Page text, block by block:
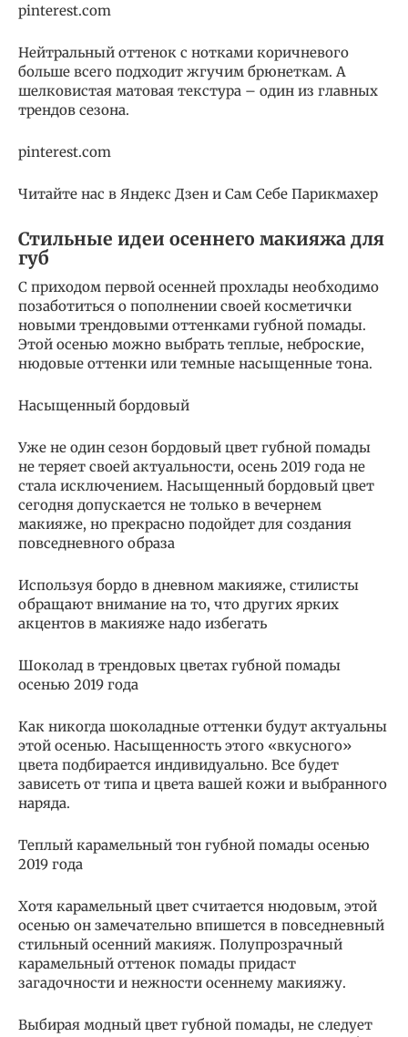
pinterest.com
Нейтральный оттенок с нотками коричневого
больше всего подходит жгучим брюнеткам. А
шелковистая матовая текстура – один из главных
трендов сезона.
pinterest.com
Читайте нас в Яндекс Дзен и Сам Себе Парикмахер
Стильные идеи осеннего макияжа для
губ
С приходом первой осенней прохлады необходимо
позаботиться о пополнении своей косметички
новыми трендовыми оттенками губной помады.
Этой осенью можно выбрать теплые, неброские,
нюдовые оттенки или темные насыщенные тона.
Насыщенный бордовый
Уже не один сезон бордовый цвет губной помады
не теряет своей актуальности, осень 2019 года не
стала исключением. Насыщенный бордовый цвет
сегодня допускается не только в вечернем
макияже, но прекрасно подойдет для создания
повседневного образа
Используя бордо в дневном макияже, стилисты
обращают внимание на то, что других ярких
акцентов в макияже надо избегать
Шоколад в трендовых цветах губной помады
осенью 2019 года
Как никогда шоколадные оттенки будут актуальны
этой осенью. Насыщенность этого «вкусного»
цвета подбирается индивидуально. Все будет
зависеть от типа и цвета вашей кожи и выбранного
наряда.
Теплый карамельный тон губной помады осенью
2019 года
Хотя карамельный цвет считается нюдовым, этой
осенью он замечательно впишется в повседневный
стильный осенний макияж. Полупрозрачный
карамельный оттенок помады придаст
загадочности и нежности осеннему макияжу.
Выбирая модный цвет губной помады, не следует